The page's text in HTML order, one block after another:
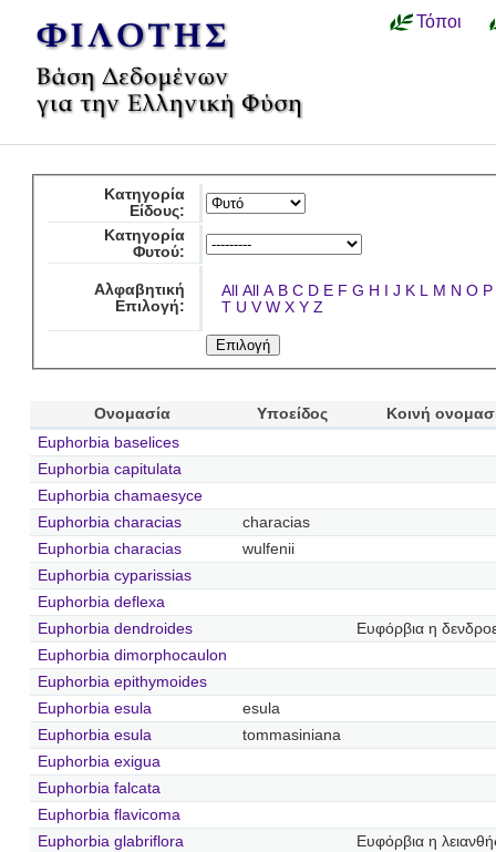
Τόποι
Κατηγορία
Είδους:
Κατηγορία
Φυτού:
Αλφαβητική
Επιλογή:
All All A B C D E F G H I J K L M N O P
T U V W X Y Z
Ονομασία Υποείδος
Κοινή
Euphorbia baselices
Euphorbia capitulata
Euphorbia chamaesyce
Euphorbia characias
characias
Euphorbia characias
wulfenii
Euphorbia cyparissias
Euphorbia deflexa
Euphorbia dendroides
Ευφόρβια η
Euphorbia dimorphocaulon
Euphorbia epithymoides
Euphorbia esula
esula
Euphorbia esula
tommasiniana
Euphorbia exigua
Euphorbia falcata
Euphorbia flavicoma
Euphorbia glabriflora
Ευφόρβια η